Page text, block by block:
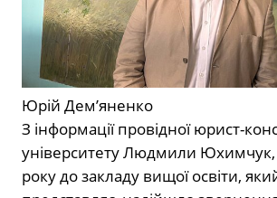
Юрій Дем’яненко
З інформації провідної юрист-
університету Людмили Юхимчук,
року до закладу вищої освіти,